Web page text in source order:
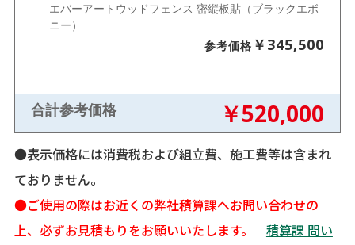
エバーアートウッドフェンス 密縦板貼（ブラックエボ
ニー）
参考価格 ￥345,500
合計参考価格 ￥520,000
●表示価格には消費税および組立費、施工費等は含まれ
ておりません。
●ご使用の際はお近くの弊社積算課へお問い合わせの
上、必ずお見積もりをお願いいたします。
積算課 問い